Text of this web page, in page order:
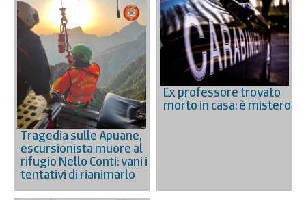
Tragedia sulle Apuane,
escursionista muore al
rifugio Nello Conti: vani i
tentativi di rianimarlo
Ex professore trovato
morto in casa: è mistero